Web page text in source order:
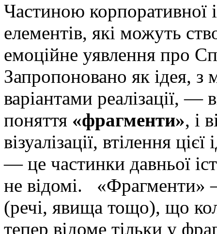
Частиною корпоративної
елементів, які можуть
емоційне уявлення про
Запропоновано як ідея,
варіантами реалізації, —
поняття «фрагменти», і
візуалізації, втілення
— це частинки давньої
не відомі. «Фрагменти»
(речі, явища тощо), що
тепер відоме тільки у